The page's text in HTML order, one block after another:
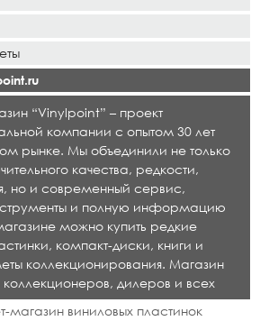
“Vinylpoint” – проект
компании с опытом 30 лет
рынке. Мы объединили не только
качества, редкости,
но и современный сервис,
и полную информацию
можно купить редкие
компакт-диски, книги и
коллекционирования. Магазин
дилеров и всех
музыку.
магазин виниловых пластинок